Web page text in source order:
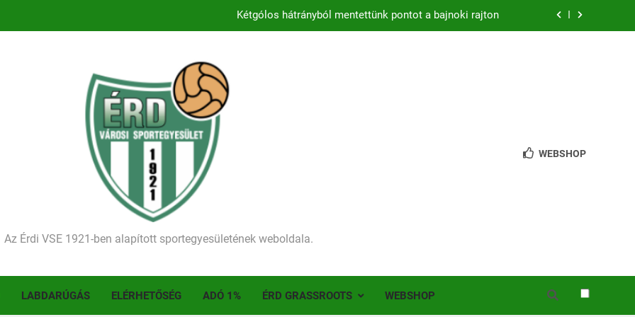
Kétgólos hátrányból mentettünk pontot a bajnoki rajton
Történelmet írt az I. Érdi Football Fesztivál – több mint 200 játékos lépett pályára Érden
Ellenfelünk visszalépése miatt játék nélkül jutottunk tovább a MOL Magyar Kupában
Kezdődik a 2026–2027-es szezon – hazai pályán rajtol az Érdi VSE!
Történelmet írt az I. Érdi Football Fesztivál – több mint 200 játékos lépett pályára Érden
Az Érdi VSE 1921-ben alapított sportegyesületének weboldala.
WEBSHOP
LABDARÚGÁS ELÉRHETŐSÉG ADÓ 1% ÉRD GRASSROOTS WEBSHOP